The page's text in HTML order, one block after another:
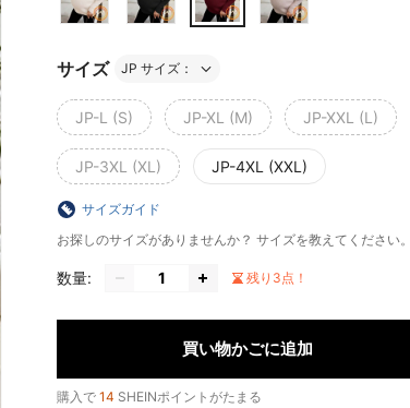
サイズ JP サイズ：
JP-L (S) JP-XL (M) JP-XXL (L)
JP-3XL (XL) JP-4XL (XXL)
サイズガイド
お探しのサイズがありませんか？ サイズを教えてください。
数量: 残り3点！
買い物かごに追加
購入で 14 SHEINポイントがたまる